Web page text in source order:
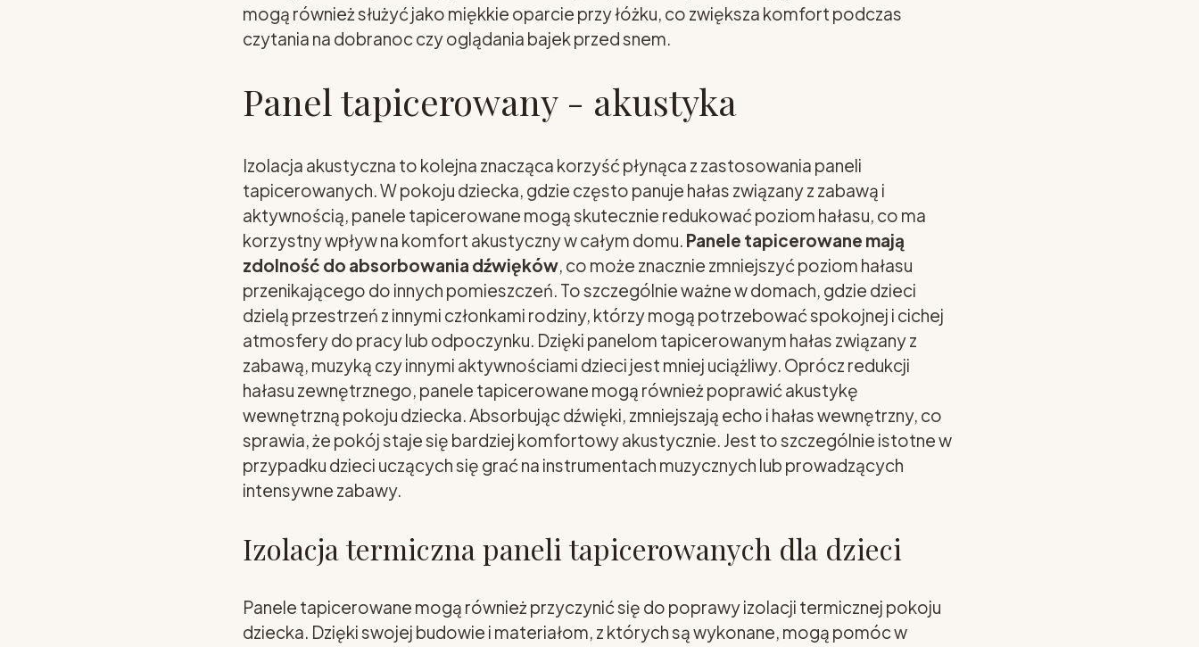
mogą również służyć jako miękkie oparcie przy łóżku, co zwiększa komfort podczas
czytania na dobranoc czy oglądania bajek przed snem.
Panel tapicerowany - akustyka
Izolacja akustyczna to kolejna znacząca korzyść płynąca z zastosowania paneli
tapicerowanych. W pokoju dziecka, gdzie często panuje hałas związany z zabawą i
aktywnością, panele tapicerowane mogą skutecznie redukować poziom hałasu, co ma
korzystny wpływ na komfort akustyczny w całym domu. Panele tapicerowane mają
zdolność do absorbowania dźwięków, co może znacznie zmniejszyć poziom hałasu
przenikającego do innych pomieszczeń. To szczególnie ważne w domach, gdzie dzieci
dzielą przestrzeń z innymi członkami rodziny, którzy mogą potrzebować spokojnej i cichej
atmosfery do pracy lub odpoczynku. Dzięki panelom tapicerowanym hałas związany z
zabawą, muzyką czy innymi aktywnościami dzieci jest mniej uciążliwy. Oprócz redukcji
hałasu zewnętrznego, panele tapicerowane mogą również poprawić akustykę
wewnętrzną pokoju dziecka. Absorbując dźwięki, zmniejszają echo i hałas wewnętrzny, co
sprawia, że pokój staje się bardziej komfortowy akustycznie. Jest to szczególnie istotne w
przypadku dzieci uczących się grać na instrumentach muzycznych lub prowadzących
intensywne zabawy.
Izolacja termiczna paneli tapicerowanych dla dzieci
Panele tapicerowane mogą również przyczynić się do poprawy izolacji termicznej pokoju
dziecka. Dzięki swojej budowie i materiałom, z których są wykonane, mogą pomóc w